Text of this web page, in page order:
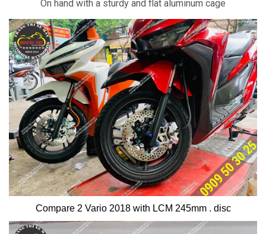
On hand with a sturdy and flat aluminum cage
Compare 2 Vario 2018 with LCM 245mm . disc